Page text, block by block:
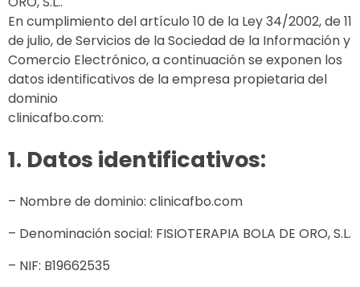
En cumplimiento del artículo 10 de la Ley 34/2002, de 11
de julio, de Servicios de la Sociedad de la Información y
Comercio Electrónico, a continuación se exponen los
datos identificativos de la empresa propietaria del
dominio
clinicafbo.com:
1. Datos identificativos:
– Nombre de dominio: clinicafbo.com
– Denominación social: FISIOTERAPIA BOLA DE ORO, S.L.
– NIF: B19662535